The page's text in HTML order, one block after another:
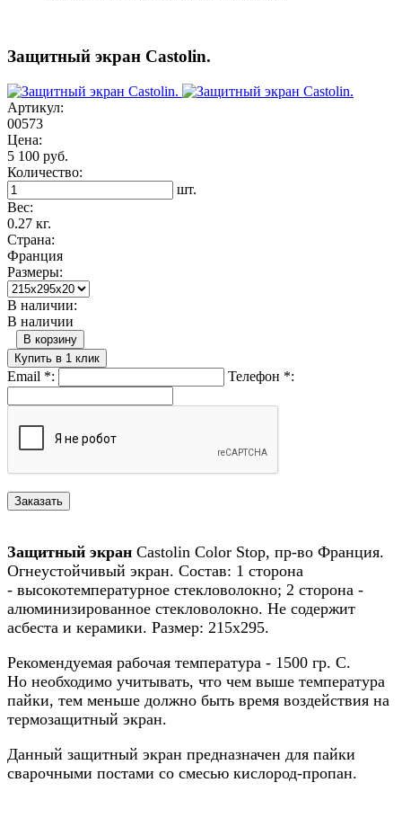
Защитный экран Castolin.
Артикул:
00573
Цена:
5 100 руб.
Количество:
шт.
Вес:
0.27 кг.
Страна:
Франция
Размеры:
В наличии:
В наличии
В корзину
Купить в 1 клик
Email *: Телефон *:
Защитный экран Castolin Color Stop, пр-во Франция.
Огнеустойчивый экран. Состав: 1 сторона
- высокотемпературное стекловолокно; 2 сторона -
алюминизированное стекловолокно. Не содержит
асбеста и керамики. Размер: 215х295.
Рекомендуемая рабочая температура - 1500 гр. C.
Но необходимо учитывать, что чем выше температура
пайки, тем меньше должно быть время воздействия на
термозащитный экран.
Данный защитный экран предназначен для пайки
сварочными постами со смесью кислород-пропан.